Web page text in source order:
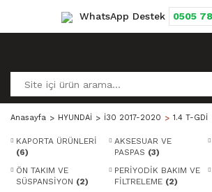
WhatsApp Destek 0505
Anasayfa HYUNDAİ İ30 2017-2020 1.4 T-GDİ
KAPORTA ÜRÜNLERİ
(6)
AKSESUAR VE
PASPAS (3)
ÖN TAKIM VE
SÜSPANSİYON (2)
PERİYODİK BAKIM VE
FİLTRELEME (2)